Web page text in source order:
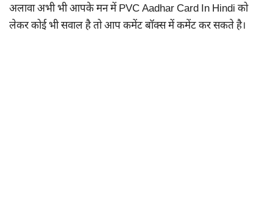
अलावा अभी भी आपके मन में PVC Aadhar Card In Hindi को
लेकर कोई भी सवाल है तो आप कमेंट बॉक्स में कमेंट कर सकते है।